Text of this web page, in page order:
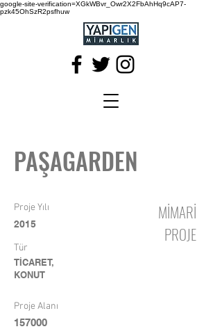
google-site-verification=XGkWBvr_Owr2X2FbAhHq9cAP7-
pzk45OhSzR2psfhuw
PAŞAGARDEN
Proje Yılı
2015
Tür
TİCARET,
KONUT
MİMARİ
PROJE
Proje Alanı
157000